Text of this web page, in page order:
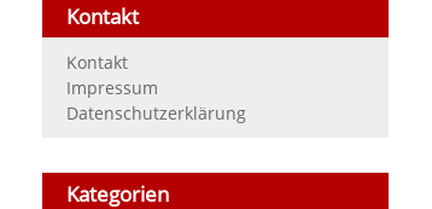
Kontakt
Kontakt
Impressum
Datenschutzerklärung
Kategorien